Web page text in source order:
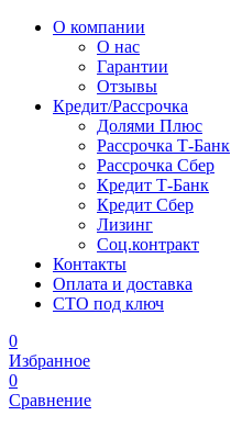
О компании
О нас
Гарантии
Отзывы
Кредит/Рассрочка
Долями Плюс
Рассрочка Т-Банк
Рассрочка Сбер
Кредит Т-Банк
Кредит Сбер
Лизинг
Соц.контракт
Контакты
Оплата и доставка
СТО под ключ
0
Избранное
0
Сравнение